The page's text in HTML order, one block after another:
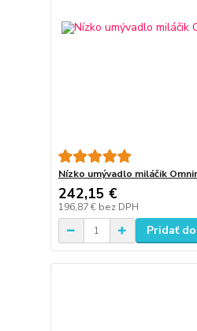
Nízko umývadlo miláčik
242,15 €
196,87 € bez DPH
Pridať